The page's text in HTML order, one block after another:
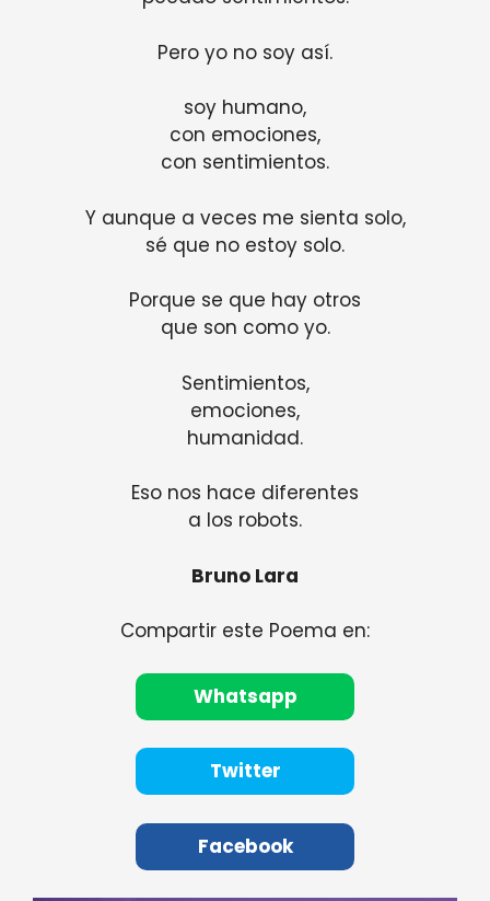
Pero yo no soy así.
soy humano,
con emociones,
con sentimientos.
Y aunque a veces me sienta solo,
sé que no estoy solo.
Porque se que hay otros
que son como yo.
Sentimientos,
emociones,
humanidad.
Eso nos hace diferentes
a los robots.
Bruno Lara
Compartir este Poema en:
Whatsapp
Twitter
Facebook